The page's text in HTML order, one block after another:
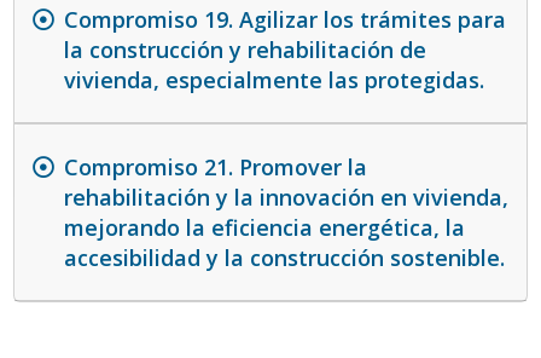
Compromiso 19. Agilizar los trámites para
la construcción y rehabilitación de
vivienda, especialmente las protegidas.
Compromiso 21. Promover la
rehabilitación y la innovación en vivienda,
mejorando la eficiencia energética, la
accesibilidad y la construcción sostenible.